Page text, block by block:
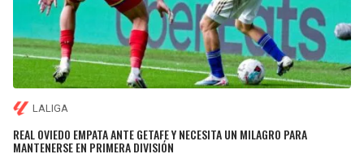
LALIGA
REAL OVIEDO EMPATA ANTE GETAFE Y NECESITA UN MILAGRO PARA
MANTENERSE EN PRIMERA DIVISIÓN